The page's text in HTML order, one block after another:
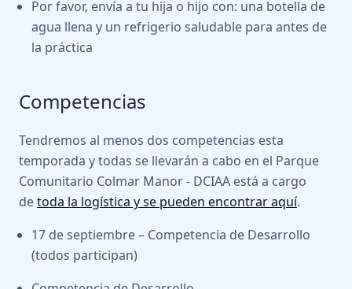
Por favor, envía a tu hija o hijo con: una botella de
agua llena y un refrigerio saludable para antes de
la práctica
Competencias
Tendremos al menos dos competencias esta
temporada y todas se llevarán a cabo en el Parque
Comunitario Colmar Manor - DCIAA está a cargo
detoda la logística y se pueden encontrar aquí.
17 de septiembre – Competencia de Desarrollo
(todos participan)